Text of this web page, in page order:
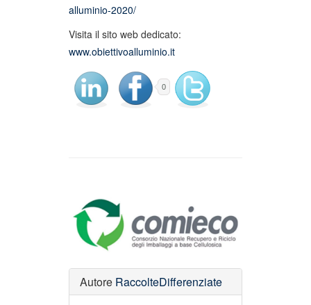
alluminio-2020/
Visita il sito web dedicato:
www.obiettivoalluminio.it
0
Autore RaccolteDifferenziate